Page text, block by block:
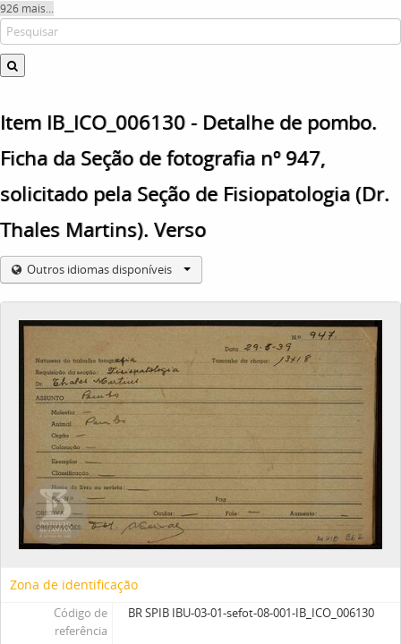
926 mais...
Item IB_ICO_006130 - Detalhe de pombo.
Ficha da Seção de fotografia nº 947,
solicitado pela Seção de Fisiopatologia (Dr.
Thales Martins). Verso
Outros idiomas disponíveis
Zona de identificação
Código de
referência
BR SPIB IBU-03-01-sefot-08-001-IB_ICO_006130